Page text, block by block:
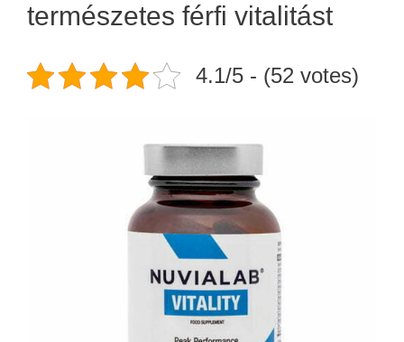
természetes férfi vitalitást
4.1/5 - (52 votes)